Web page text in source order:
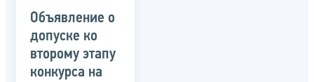
Объявление о
допуске ко
второму этапу
конкурса на